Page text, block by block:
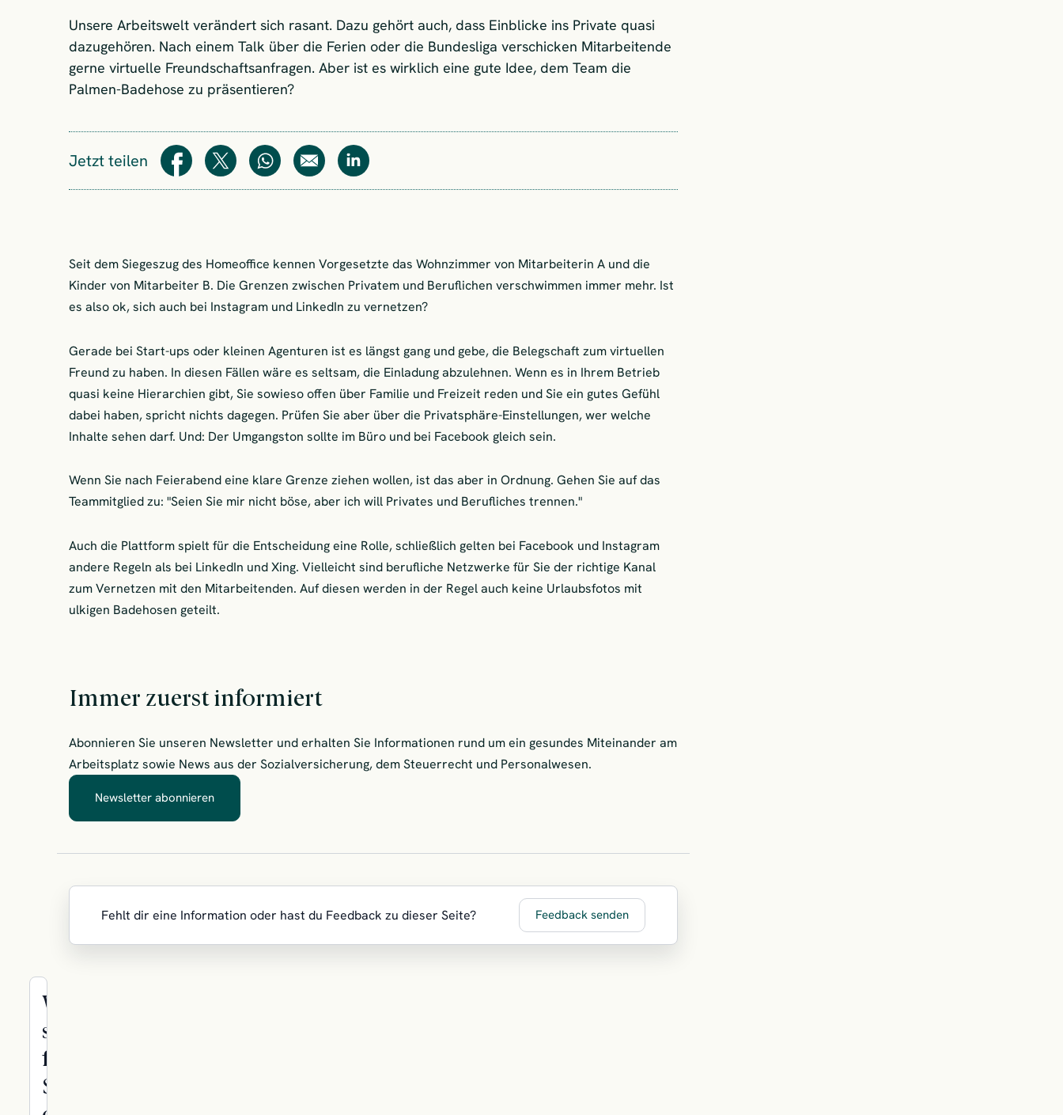
Unsere Arbeitswelt verändert sich rasant. Dazu gehört auch, dass Einblicke ins Private quasi
dazugehören. Nach einem Talk über die Ferien oder die Bundesliga verschicken Mitarbeitende
gerne virtuelle Freundschaftsanfragen. Aber ist es wirklich eine gute Idee, dem Team die
Palmen-Badehose zu präsentieren?
Jetzt teilen Teilen Teilen WhatsAppE-Mail Teilen
Seit dem Siegeszug des Homeoffice kennen Vorgesetzte das Wohnzimmer von Mitarbeiterin A und die
Kinder von Mitarbeiter B. Die Grenzen zwischen Privatem und Beruflichen verschwimmen immer mehr. Ist
es also ok, sich auch bei Instagram und LinkedIn zu vernetzen?
Gerade bei Start-ups oder kleinen Agenturen ist es längst gang und gebe, die Belegschaft zum virtuellen
Freund zu haben. In diesen Fällen wäre es seltsam, die Einladung abzulehnen. Wenn es in Ihrem Betrieb
quasi keine Hierarchien gibt, Sie sowieso offen über Familie und Freizeit reden und Sie ein gutes Gefühl
dabei haben, spricht nichts dagegen. Prüfen Sie aber über die Privatsphäre-Einstellungen, wer welche
Inhalte sehen darf. Und: Der Umgangston sollte im Büro und bei Facebook gleich sein.
Wenn Sie nach Feierabend eine klare Grenze ziehen wollen, ist das aber in Ordnung. Gehen Sie auf das
Teammitglied zu: "Seien Sie mir nicht böse, aber ich will Privates und Berufliches trennen."
Auch die Plattform spielt für die Entscheidung eine Rolle, schließlich gelten bei Facebook und Instagram
andere Regeln als bei LinkedIn und Xing. Vielleicht sind berufliche Netzwerke für Sie der richtige Kanal
zum Vernetzen mit den Mitarbeitenden. Auf diesen werden in der Regel auch keine Urlaubsfotos mit
ulkigen Badehosen geteilt.
Immer zuerst informiert
Abonnieren Sie unseren Newsletter und erhalten Sie Informationen rund um ein gesundes Miteinander am
Arbeitsplatz sowie News aus der Sozialversicherung, dem Steuerrecht und Personalwesen.
Newsletter abonnieren
Fehlt dir eine Information oder hast du Feedback zu dieser Seite? Feedback senden
Wir
sind
für
Sie